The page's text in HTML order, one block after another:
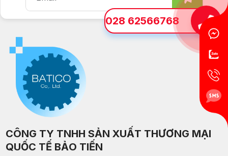
CÔNG TY TNHH SẢN XUẤT THƯƠNG MẠI
QUỐC TẾ BẢO TIẾN
028 62566768